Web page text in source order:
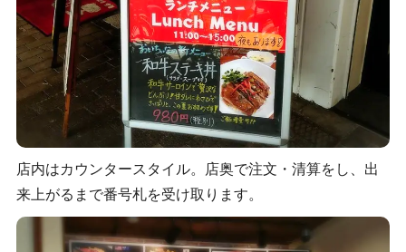
店内はカウンタースタイル。店奥で注文・清算をし、出
来上がるまで番号札を受け取ります。